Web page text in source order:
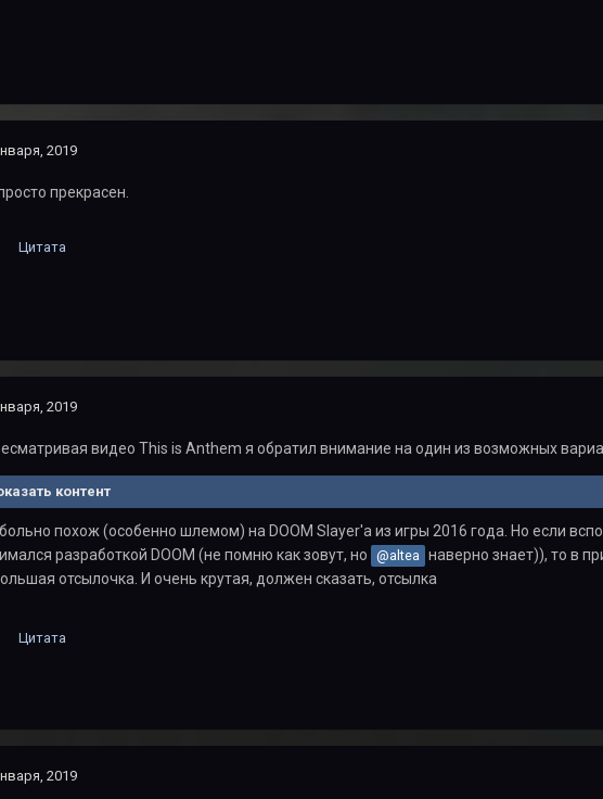
2019
прекрасен.
Цитата
2019
видео This is Anthem я обратил внимание на один из возможных
контент
похож (особенно шлемом) на DOOM Slayer'а из игры 2016 года. Но если
разработкой DOOM (не помню как зовут, но
@altea наверно знает)), то в
отсылочка. И очень крутая, должен сказать, отсылка
Цитата
2019